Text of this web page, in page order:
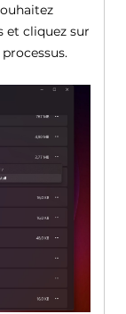
et cliquez sur